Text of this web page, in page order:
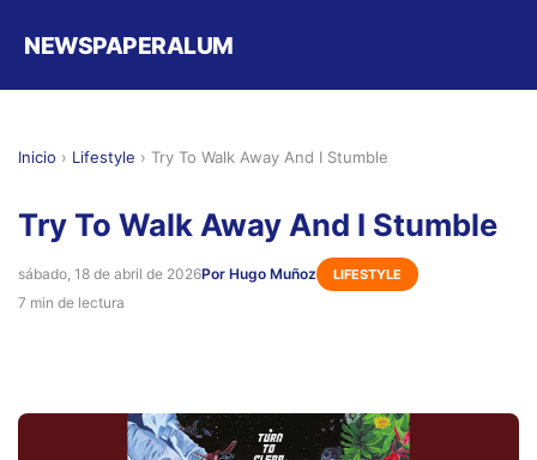
NEWSPAPERALUM
Inicio › Lifestyle › Try To Walk Away And I Stumble
Try To Walk Away And I Stumble
sábado, 18 de abril de 2026Por Hugo Muñoz LIFESTYLE
7 min de lectura